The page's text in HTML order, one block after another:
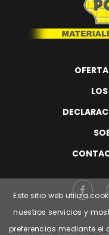
Este sitio web utiliza
nuestros servicios y
preferencias mediante el